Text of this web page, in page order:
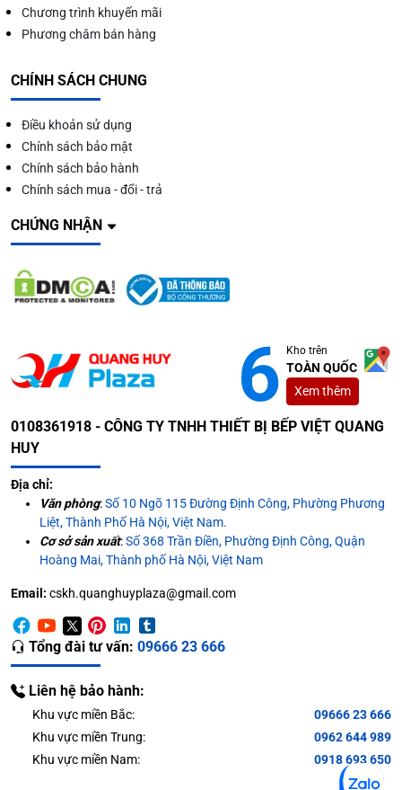
Chương trình khuyến mãi
Phương châm bán hàng
CHÍNH SÁCH CHUNG
Điều khoản sử dụng
Chính sách bảo mật
Chính sách bảo hành
Chính sách mua - đổi - trả
CHỨNG NHẬN
Kho trên
TOÀN QUỐC
Xem thêm
0108361918 - CÔNG TY TNHH THIẾT BỊ BẾP VIỆT QUANG
HUY
Địa chỉ:
Văn phòng:Số 10 Ngõ 115 Đường Định Công, Phường Phương
Liệt, Thành Phố Hà Nội, Việt Nam.
Cơ sở sản xuất:Số 368 Trần Điền, Phường Định Công, Quận
Hoàng Mai, Thành phố Hà Nội, Việt Nam
Email: cskh.quanghuyplaza@gmail.com
Tổng đài tư vấn: 09666 23 666
Liên hệ bảo hành:
Khu vực miền Bắc:
09666 23 666
Khu vực miền Trung:
0962 644 989
Khu vực miền Nam:
0918 693 650